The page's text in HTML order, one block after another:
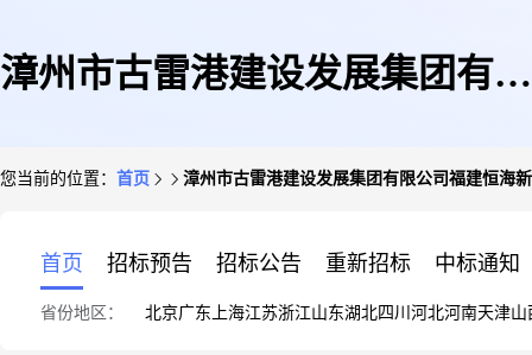
漳州市古雷港建设发展集团有限
您当前的位置： 首页 漳州市古雷港建设发展集团有限公司福建恒海
首页 招标预告 招标公告 重新招标 中标通知
省份地区： 北京广东 上海江苏浙江山东湖北四川 河北河南天津山